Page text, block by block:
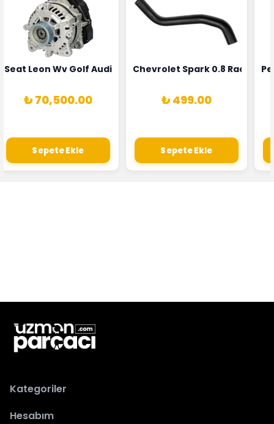
Sensörü Bosch Marka 1628HN-0258010081
Seat Leon Wv Golf Audi A3 Şarj Alternatörü Valeo Marka
₺ 70,500.00
Sepete Ekle
Chevrolet Spark 0.8 Radyatör
₺ 499.00
Sepete Ekle
Kategoriler
Hesabım